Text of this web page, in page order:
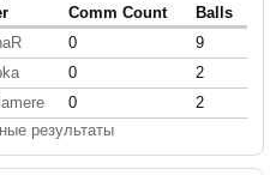
Comm Count
Balls
0
9
0
2
0
2
результаты